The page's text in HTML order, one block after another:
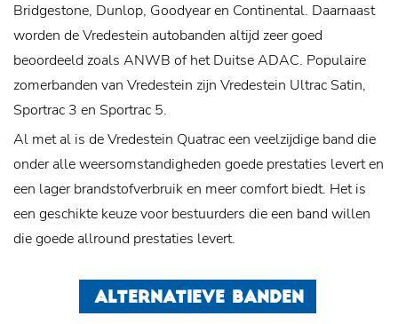
Bridgestone, Dunlop, Goodyear en Continental. Daarnaast
worden de Vredestein autobanden altijd zeer goed
beoordeeld zoals ANWB of het Duitse ADAC. Populaire
zomerbanden van Vredestein zijn Vredestein Ultrac Satin,
Sportrac 3 en Sportrac 5.
Al met al is de Vredestein Quatrac een veelzijdige band die
onder alle weersomstandigheden goede prestaties levert en
een lager brandstofverbruik en meer comfort biedt. Het is
een geschikte keuze voor bestuurders die een band willen
die goede allround prestaties levert.
ALTERNATIEVE BANDEN